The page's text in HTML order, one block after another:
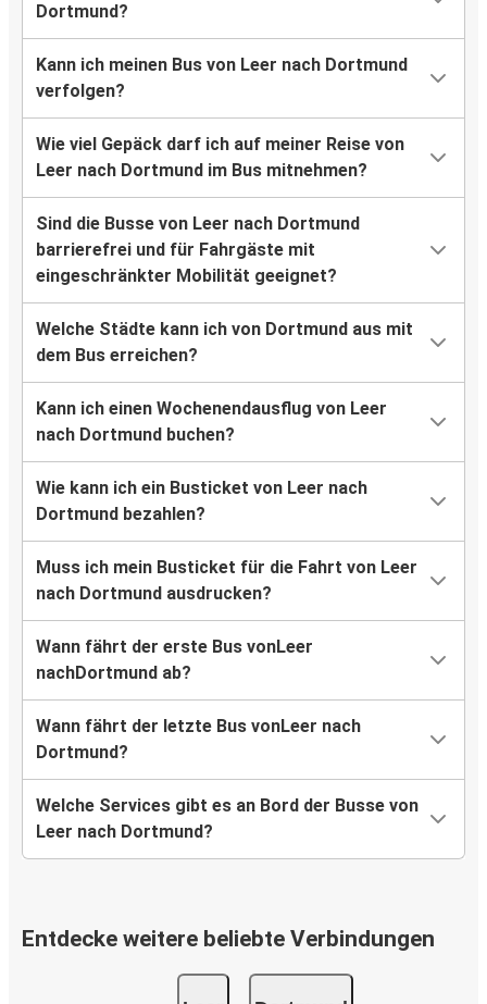
Dortmund?
Kann ich meinen Bus von Leer nach Dortmund
verfolgen?
Wie viel Gepäck darf ich auf meiner Reise von
Leer nach Dortmund im Bus mitnehmen?
Sind die Busse von Leer nach Dortmund
barrierefrei und für Fahrgäste mit
eingeschränkter Mobilität geeignet?
Welche Städte kann ich von Dortmund aus mit
dem Bus erreichen?
Kann ich einen Wochenendausflug von Leer
nach Dortmund buchen?
Wie kann ich ein Busticket von Leer nach
Dortmund bezahlen?
Muss ich mein Busticket für die Fahrt von Leer
nach Dortmund ausdrucken?
Wann fährt der erste Bus vonLeer
nachDortmund ab?
Wann fährt der letzte Bus vonLeer nach
Dortmund?
Welche Services gibt es an Bord der Busse von
Leer nach Dortmund?
Entdecke weitere beliebte Verbindungen